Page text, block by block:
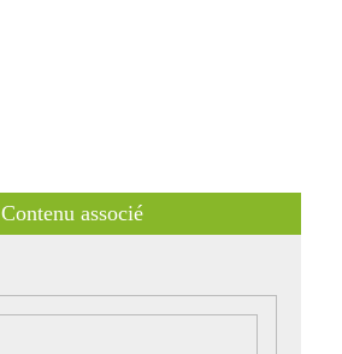
Contenu associé